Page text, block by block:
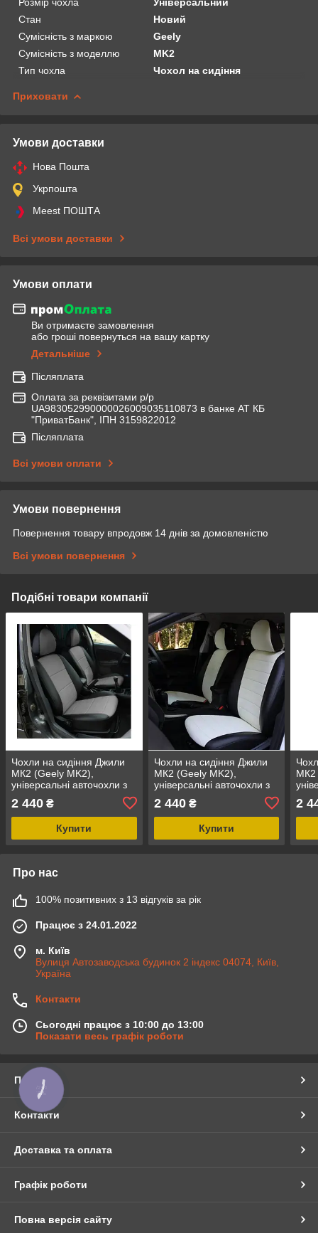
Стан
Новий
Сумісність з маркою
Geely
Сумісність з моделлю
MK2
Тип чохла
Чохол на сидіння
Приховати
Умови доставки
Нова Пошта
Укрпошта
Meest ПОШТА
Всі умови доставки
Умови оплати
Ви отримаєте замовлення
або гроші повернуться на вашу картку
Детальніше
Післяплата
Оплата за реквізитами р/р
UA983052990000026009035110873 в банке АТ КБ
"ПриватБанк", ІПН 3159822012
Післяплата
Всі умови оплати
Умови повернення
Повернення товару впродовж 14 днів за домовленістю
Всі умови повернення
Подібні товари компанії
Чохли на сидіння Джили
МК2 (Geely MK2),
універсальні авточохли з
екошкіри в Україні Чорно-
сірий
2 440 ₴
Купити
Чохли на сидіння Джили
МК2 (Geely MK2),
універсальні авточохли з
екошкіри в Україні Чорно-
білий
2 440₴
Купити
МК2
2
Про нас
100% позитивних з 13 відгуків за рік
Працює з 24.01.2022
м. Київ
Вулиця Автозаводська будинок 2 індекс 04074, Київ,
Україна
Контакти
Сьогодні працює з 10:00 до 13:00
Показати весь графік роботи
Про нас
Контакти
Доставка та оплата
Графік роботи
Повна версія сайту
КНОПКА
ЗВ'ЯЗКУ